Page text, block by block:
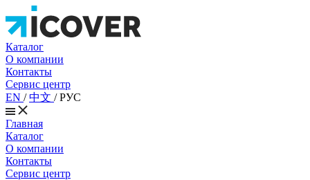
Каталог
О компании
Контакты
Сервис центр
EN /中文 /РУС
Главная
Каталог
О компании
Контакты
Сервис центр